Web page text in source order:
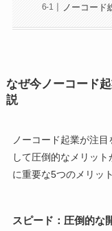
ノーコード
なぜ今ノーコード
説
ノーコード起業が注
して圧倒的なメリッ
に重要な5つのメリッ
スピード：圧倒的な